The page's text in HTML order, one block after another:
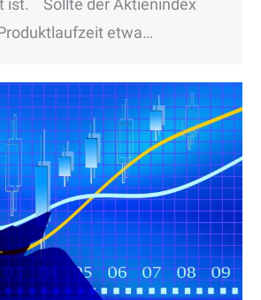
ist. Sollte der Aktienindex
etwa…